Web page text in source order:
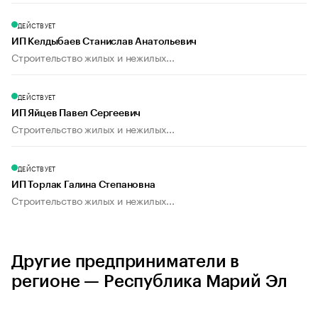
ДЕЙСТВУЕТ
ИП Келдыбаев Станислав Анатольевич
Строительство жилых и нежилых...
ДЕЙСТВУЕТ
ИП Яйцев Павел Сергеевич
Строительство жилых и нежилых...
ДЕЙСТВУЕТ
ИП Торлак Галина Степановна
Строительство жилых и нежилых...
Другие предприниматели в
регионе — Республика Марий Эл